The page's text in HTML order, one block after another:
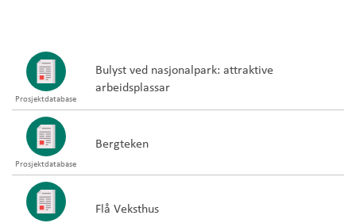
Prosjektdatabase
Bulyst ved nasjonalpark: attraktive
arbeidsplassar
Prosjektdatabase
Bergteken
Flå Veksthus